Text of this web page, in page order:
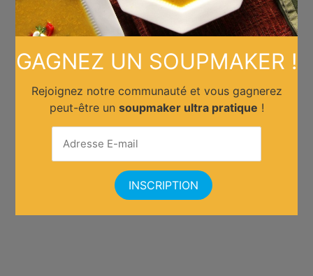
GAGNEZ UN SOUPMAKER !
Rejoignez notre communauté et vous gagnerez
peut-être un soupmaker ultra pratique !